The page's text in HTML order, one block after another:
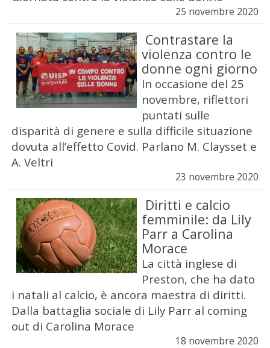
25 novembre 2020
Contrastare la
violenza contro le
donne ogni giorno
In occasione del 25
novembre, riflettori
puntati sulle
disparità di genere e sulla difficile situazione
dovuta all’effetto Covid. Parlano M. Claysset e
A. Veltri
23 novembre 2020
Diritti e calcio
femminile: da Lily
Parr a Carolina
Morace
La città inglese di
Preston, che ha dato
i natali al calcio, è ancora maestra di diritti.
Dalla battaglia sociale di Lily Parr al coming
out di Carolina Morace
18 novembre 2020